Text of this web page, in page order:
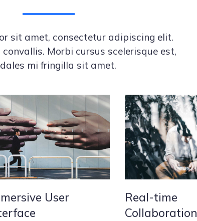
sit amet, consectetur adipiscing elit.
Morbi cursus scelerisque est,
mi fringilla sit amet.
User
Real-time
Collaboration